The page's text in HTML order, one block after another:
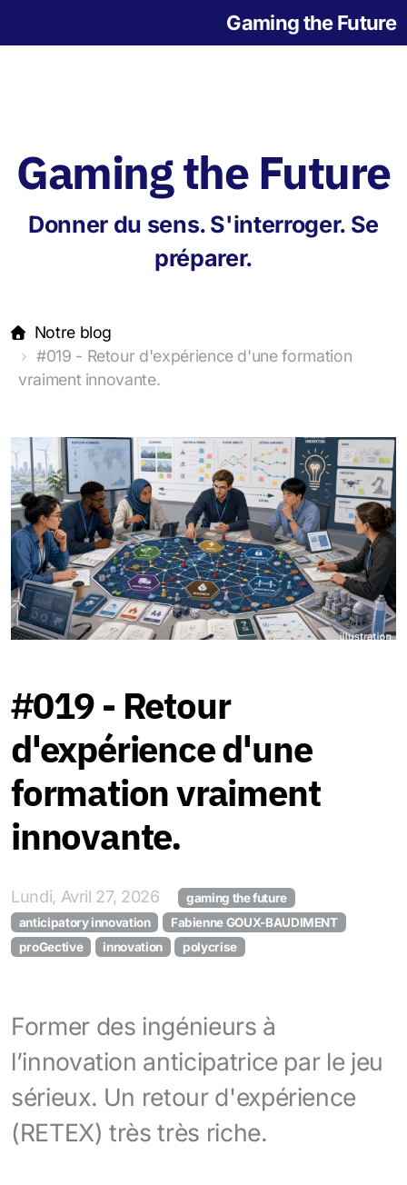
Gaming the Future
Gaming the Future
Donner du sens. S'interroger. Se
préparer.
Notre blog
#019 - Retour d'expérience d'une formation
vraiment innovante.
#019 - Retour
d'expérience d'une
formation vraiment
innovante.
Lundi, Avril 27, 2026
gaming the future
anticipatory innovation
Fabienne GOUX-BAUDIMENT
proGective
innovation polycrise
Former des ingénieurs à
l’innovation anticipatrice par le jeu
sérieux. Un retour d'expérience
(RETEX) très très riche.
L'origine des jeux
Jeu de la Grande Transition